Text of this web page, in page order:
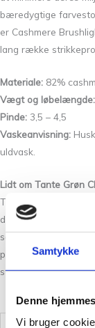
Samtykke
Denne
Vi bruger
bæredygtige
er Cashmere
lang række
Materiale: 82%
Vægt og løbelængde:
Pinde: 3,5 – 4,5
Vaskeanvisning:
uldvask.
Lidt om Tante Grøn
Tante Grøn CPH
dejlige farver.
så besøg vores
personlig og grundig
strikkefærd.